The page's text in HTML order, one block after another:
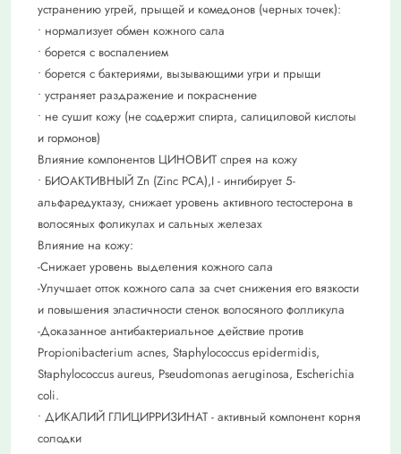
устранению угрей, прыщей и комедонов (черных точек):
• нормализует обмен кожного сала
• борется с воспалением
• борется с бактериями, вызывающими угри и прыщи
• устраняет раздражение и покраснение
• не сушит кожу (не содержит спирта, салициловой кислоты
и гормонов)
Влияние компонентов ЦИНОВИТ спрея на кожу
• БИОАКТИВНЫЙ Zn (Zinc PCA),I - ингибирует 5-
альфаредуктазу, снижает уровень активного тестостерона в
волосяных фоликулах и сальных железах
Влияние на кожу:
-Снижает уровень выделения кожного сала
-Улучшает отток кожного сала за счет снижения его вязкости
и повышения эластичности стенок волосяного фолликула
-Доказанное антибактериальное действие против
Propionibacterium acnes, Staphylococcus epidermidis,
Staphylococcus aureus, Pseudomonas aeruginosa, Escherichia
coli.
• ДИКАЛИЙ ГЛИЦИРРИЗИНАТ - активный компонент корня
солодки